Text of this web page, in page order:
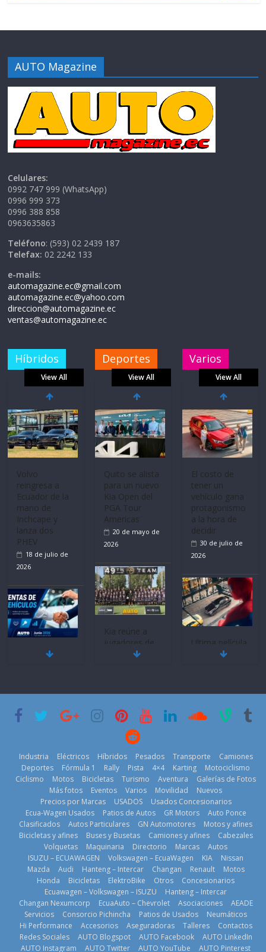
AUTO Magazine
Celulares:
0992 747 999 (WhatsApp)
0996 999 373
0996 388 858
0963635863
Teléfono: (593) 02 2439 187
Telefax: 02 2242 133
e-mails:
automagazine.ec@gmail.com
automagazine.ec@yahoo.com
direccion@automagazine.ec
ventas@automagazine.ec
Híbridos
View All
Volvo
reingresa a
Ecuador de la
mano de
Inchcape y
lanza dos
PHEV
18 de julio de
2026
Mercado
historia
11 de julio de
BMW, Toyota,
Bosch y
prueban flota
que usa
gasolina 100%
renovable
25 de julio de
2026
Deportes
View All
Quito se alista
para un nuevo
Kia Open del
PGA Tour
Americas
20 de mayo de
2026
Kia reúne a
jugadores de
fútbol de todo
2026
La Vuelta al
Ecuador 2026,
edición 47ª,
recorre 7
provincias en 8
días
1 de agosto de
2026
Varios
View All
El costo de
tener un
vehículo gana
protagonismo
a la hora de
decidir
30 de julio de
2026
Ultima película
‘Spider‑Man:
29 de julio de
¿Qué puede
pasar con tu
vehículo si
permanece
varios días sin
usar?
3 de agosto de
2026
Industria Eléctricos Híbridos Pesados Transporte
Camiones
Deportes
Fórmula 1 Rally Pista 4×4 Karting
Motociclismo
Ciclismo
Motos Bicicletas Turismo Aventura
Galerías de Fotos
Más fotos
Eventos Varios Movilidad
Nuevos
Precios por Marcas
USADOS
Usados Concesionarios
Ecua-Wagen Usados
Patios de Autos GR Motors
Auto Ponce
Clasificados
Autos Particulares GN Automotores
Motos y afines
Bicicletas y afines
Buses y Busetas Camiones y afines
Cabezales
Volquetas
Maquinaria Directorio Marcas
Autos
ISUZU – ECUAWAGEN
Volkswagen – EcuaWagen KIA
Nissan
Mazda
Audi Hanteng – Intercar Changan Renault
Motos
Honda
Bicicletas ElektroBike Otros
Concesionarios
Ecuawagen – Volkswagen – ISUZU
Hanteng – Intercar
Changan Nexumcorp
EcuaAuto – Chevrolet Asociaciones
AEADE
Servicios
Consorcio Pichincha Patios de Usados
Neumáticos
Hi Performance
Accesorios Aseguradoras Talleres
Contactos
Redes Sociales
AUTO Blogspot AUTO Facebook
AUTO LinkedIn
AUTO Instagram
AUTO Twitter AUTO YouTube AUTO Pinterest